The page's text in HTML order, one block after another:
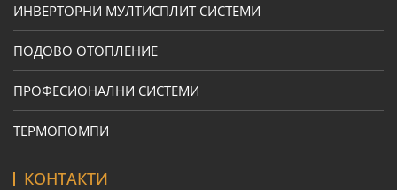
ИНВЕРТОРНИ МУЛТИСПЛИТ СИСТЕМИ
ПОДОВО ОТОПЛЕНИЕ
ПРОФЕСИОНАЛНИ СИСТЕМИ
ТЕРМОПОМПИ
КОНТАКТИ